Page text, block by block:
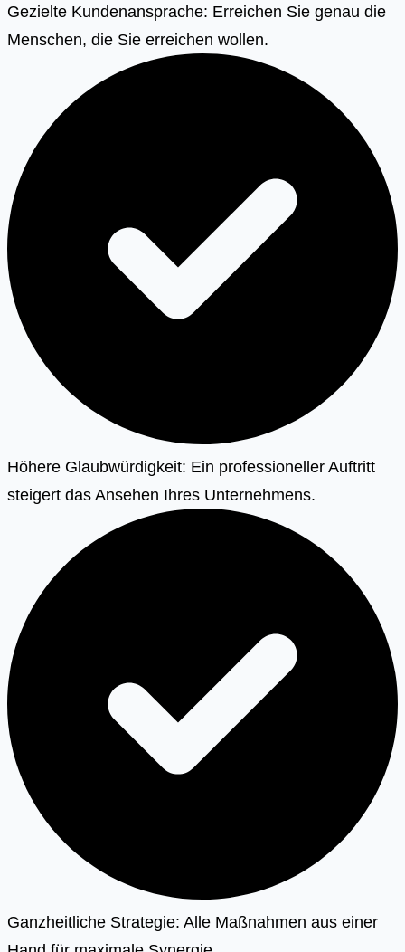
Gezielte Kundenansprache: Erreichen Sie genau die
Menschen, die Sie erreichen wollen.
Höhere Glaubwürdigkeit: Ein professioneller Auftritt
steigert das Ansehen Ihres Unternehmens.
Ganzheitliche Strategie: Alle Maßnahmen aus einer